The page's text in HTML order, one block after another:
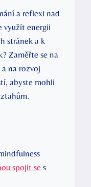
a reflexi nad
využít energii
stránek a k
Zaměřte se na
na rozvoj
abyste mohli
spojit se s